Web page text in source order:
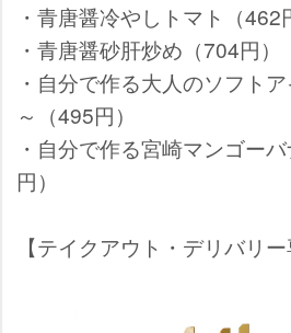
・青唐醤冷やしトマト（462
・青唐醤砂肝炒め（704円）
・自分で作る大人のソフト
～（495円）
・自分で作る宮崎マンゴー
円）
【テイクアウト・デリバリー